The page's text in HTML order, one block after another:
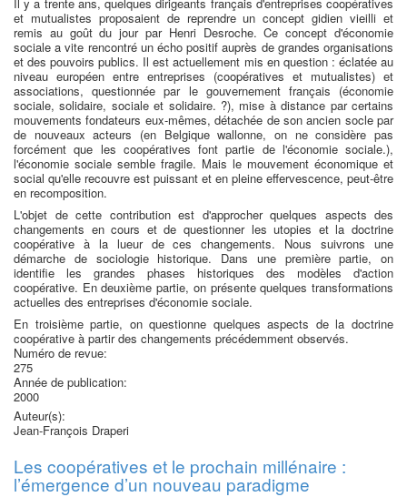
et mutualistes proposaient de reprendre un concept gidien vieilli et
remis au goût du jour par Henri Desroche. Ce concept d'économie
sociale a vite rencontré un écho positif auprès de grandes organisations
et des pouvoirs publics. Il est actuellement mis en question : éclatée au
niveau européen entre entreprises (coopératives et mutualistes) et
associations, questionnée par le gouvernement français (économie
sociale, solidaire, sociale et solidaire. ?), mise à distance par certains
mouvements fondateurs eux-mêmes, détachée de son ancien socle par
de nouveaux acteurs (en Belgique wallonne, on ne considère pas
forcément que les coopératives font partie de l'économie sociale.),
l'économie sociale semble fragile. Mais le mouvement économique et
social qu'elle recouvre est puissant et en pleine effervescence, peut-être
en recomposition.
L'objet de cette contribution est d'approcher quelques aspects des
changements en cours et de questionner les utopies et la doctrine
coopérative à la lueur de ces changements. Nous suivrons une
démarche de sociologie historique. Dans une première partie, on
identifie les grandes phases historiques des modèles d'action
coopérative. En deuxième partie, on présente quelques transformations
actuelles des entreprises d'économie sociale.
En troisième partie, on questionne quelques aspects de la doctrine
coopérative à partir des changements précédemment observés.
Numéro de revue:
275
Année de publication:
2000
Auteur(s):
Jean-François Draperi
Les coopératives et le prochain millénaire :
l’émergence d’un nouveau paradigme